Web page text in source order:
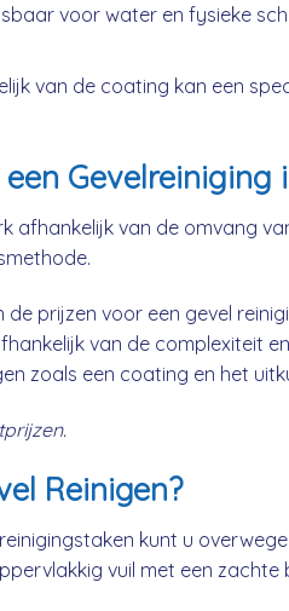
voor water en fysieke
van de coating kan een
Gevelreiniging
afhankelijk van de omvang
de prijzen voor een gevel
van de complexiteit
zoals een coating en het
Reinigen?
kunt u
vuil met een zachte